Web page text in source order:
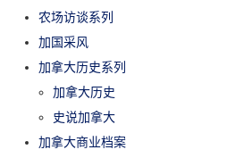
农场访谈系列
加国采风
加拿大历史系列
加拿大历史
史说加拿大
加拿大商业档案